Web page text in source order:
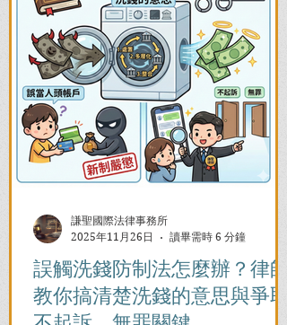
誤觸洗錢防制法怎麼辦？律師
教你搞清楚洗錢的意思與爭取
謙聖國際法律事務所
2025年11月26日
讀畢需時 6 分鐘